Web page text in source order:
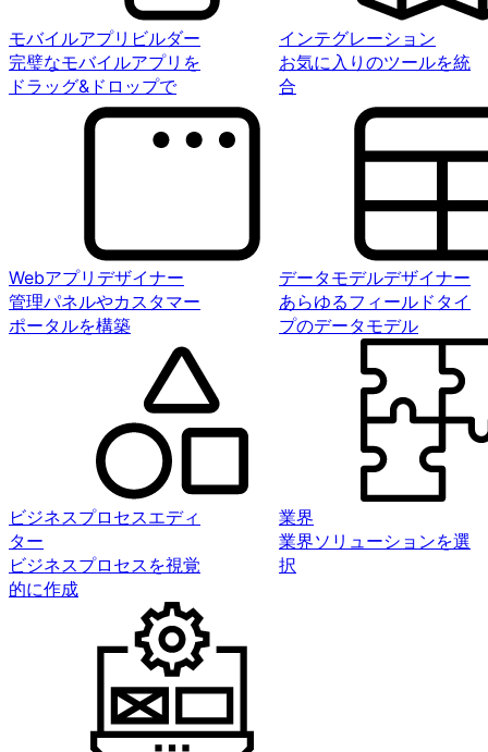
モバイルアプリビルダー
完璧なモバイルアプリを
ドラッグ&ドロップで
インテグレーション
お気に入りのツールを統
合
Webアプリデザイナー
管理パネルやカスタマー
ポータルを構築
データモデルデザイナー
あらゆるフィールドタイ
プのデータモデル
ビジネスプロセスエディ
ター
ビジネスプロセスを視覚
的に作成
業界
業界ソリューションを選
択